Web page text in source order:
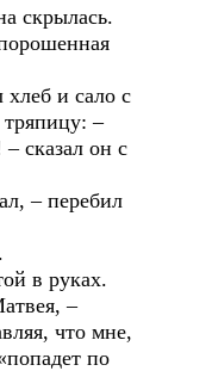
скрылась.
и сало с
тряпицу: –
сказал он с
– перебил
в руках.
–
что мне,
по